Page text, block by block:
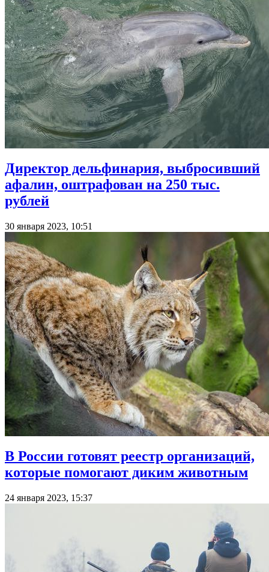
Директор дельфинария, выбросивший
афалин, оштрафован на 250 тыс.
рублей
30 января 2023, 10:51
В России готовят реестр организаций,
которые помогают диким животным
24 января 2023, 15:37